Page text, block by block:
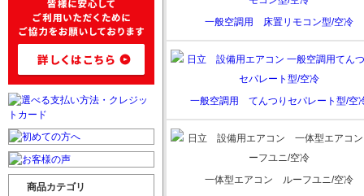
商品カテゴリ
一般空調用 床置リモコン型/空冷
一般空調用 てんつりセパレート型/空
一体型エアコン ルーフユニ/空冷